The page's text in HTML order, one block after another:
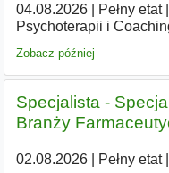
04.08.2026| Pełny etat|
Psychoterapii i
Zobacz później
Specjalista -
Branży
02.08.2026| Pełny etat|